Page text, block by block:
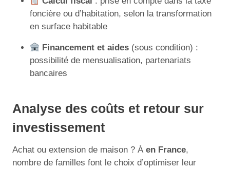
foncière ou d’habitation, selon la transformation
en surface habitable
Financement et aides (sous condition) :
possibilité de mensualisation, partenariats
bancaires
Analyse des coûts et retour sur
investissement
Achat ou extension de maison ? À en France,
nombre de familles font le choix d’optimiser leur